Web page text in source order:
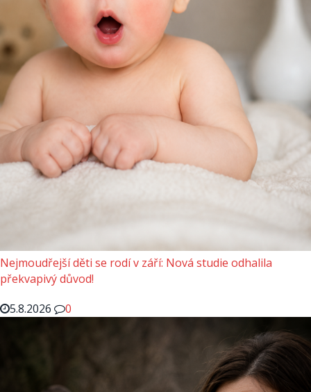
Nejmoudřejší děti se rodí v září: Nová studie odhalila
překvapivý důvod!
5.8.2026
0